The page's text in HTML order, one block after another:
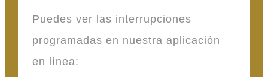
Puedes ver las interrupciones
programadas en nuestra aplicación
en línea: